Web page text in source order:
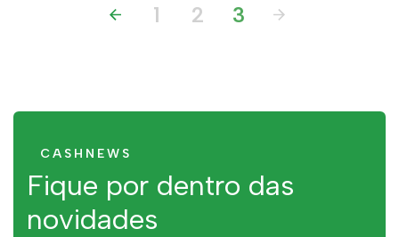
1 2 3
CASHNEWS
Fique por dentro das
novidades